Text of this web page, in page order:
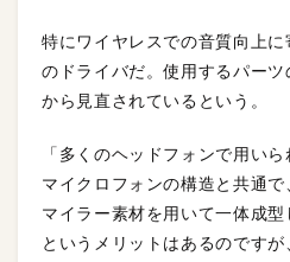
特にワイヤレスでの音質向上
のドライバだ。使用するパー
から見直されているという。
「多くのヘッドフォンで用い
マイクロフォンの構造と共通
マイラー素材を用いて一体成
というメリットはあるのです